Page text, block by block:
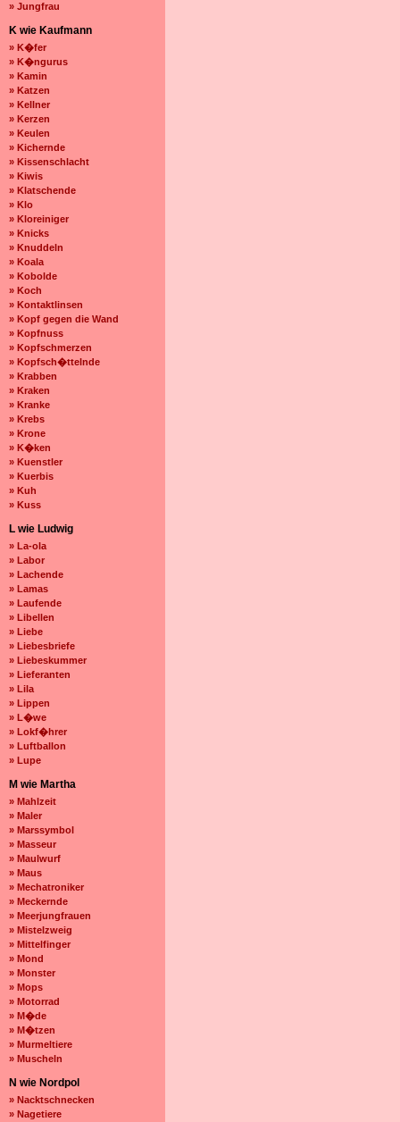
» Jungfrau
K wie Kaufmann
» K�fer
» K�ngurus
» Kamin
» Katzen
» Kellner
» Kerzen
» Keulen
» Kichernde
» Kissenschlacht
» Kiwis
» Klatschende
» Klo
» Kloreiniger
» Knicks
» Knuddeln
» Koala
» Kobolde
» Koch
» Kontaktlinsen
» Kopf gegen die Wand
» Kopfnuss
» Kopfschmerzen
» Kopfsch�ttelnde
» Krabben
» Kraken
» Kranke
» Krebs
» Krone
» K�ken
» Kuenstler
» Kuerbis
» Kuh
» Kuss
L wie Ludwig
» La-ola
» Labor
» Lachende
» Lamas
» Laufende
» Libellen
» Liebe
» Liebesbriefe
» Liebeskummer
» Lieferanten
» Lila
» Lippen
» L�we
» Lokf�hrer
» Luftballon
» Lupe
M wie Martha
» Mahlzeit
» Maler
» Marssymbol
» Masseur
» Maulwurf
» Maus
» Mechatroniker
» Meckernde
» Meerjungfrauen
» Mistelzweig
» Mittelfinger
» Mond
» Monster
» Mops
» Motorrad
» M�de
» M�tzen
» Murmeltiere
» Muscheln
N wie Nordpol
» Nacktschnecken
» Nagetiere